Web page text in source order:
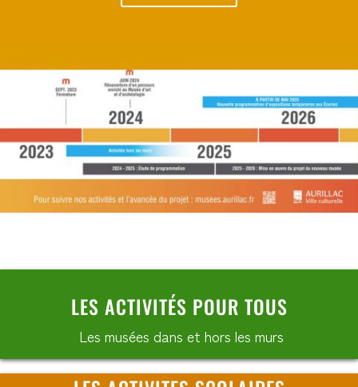
LES ACTIVITÉS POUR TOUS
Les musées dans et hors les murs